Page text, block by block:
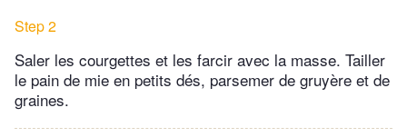
Step 2
Saler les courgettes et les farcir avec la masse. Tailler
le pain de mie en petits dés, parsemer de gruyère et de
graines.